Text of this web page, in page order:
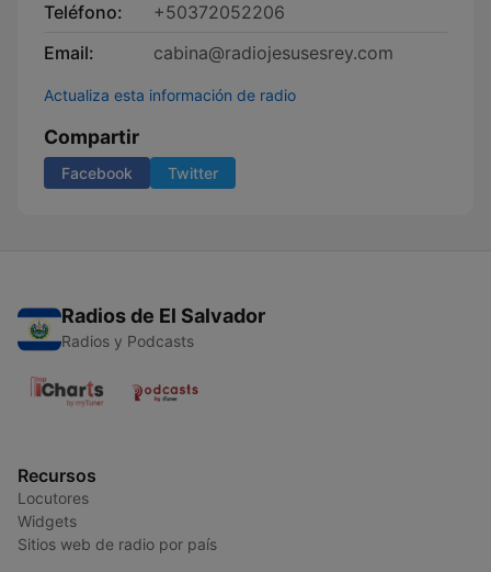
Teléfono:
+50372052206
Email:
cabina@radiojesusesrey.com
Actualiza esta información de radio
Compartir
Facebook Twitter
Radios de El Salvador
Radios y Podcasts
Recursos
Locutores
Widgets
Sitios web de radio por país